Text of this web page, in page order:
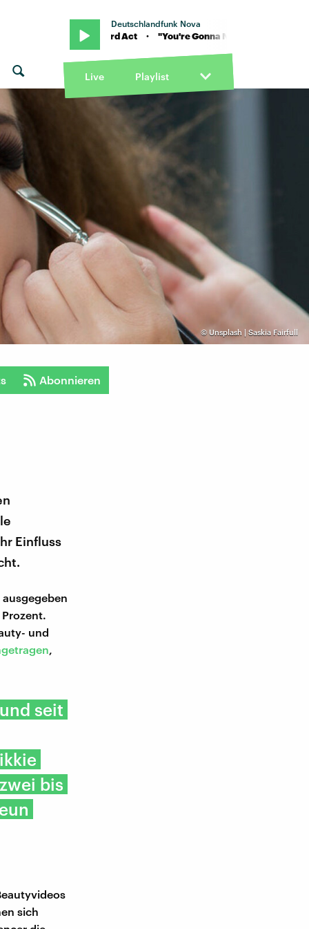
Deutschlandfunk Nova
von Yard Act · "You're Gonna Need A Little Music" von Yard
Live Playlist
© Unsplash | Saskia Fairfull
Abonnieren
Einfluss
und
,
seit
bis
sich